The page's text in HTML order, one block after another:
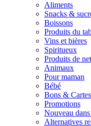
Aliments
Snacks &
Boissons
Produits du
Vins et bières
Spiritueux
Produits de
Animaux
Pour maman
Bébé
Bons &
Promotions
Nouveau
Alternatives